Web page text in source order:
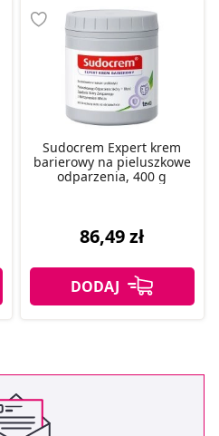
Sudocrem Expert krem
barierowy na pieluszkowe
odparzenia, 400 g
86,49 zł